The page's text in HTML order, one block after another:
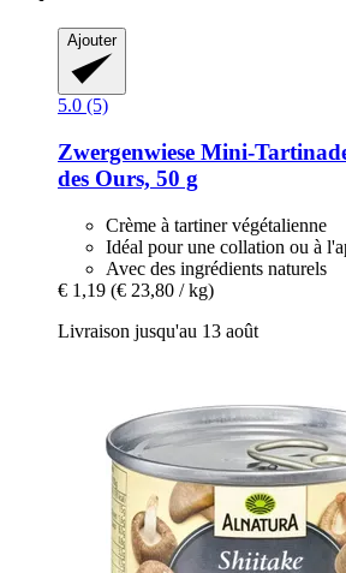
Ajouter
5.0 (5)
Zwergenwiese Mini-​
des Ours, 50 g
Crème à tartiner végétalienne
Idéal pour une collation ou à
Avec des ingrédients naturels
€ 1,19 (€ 23,80 / kg)
Livraison jusqu'au 13 août